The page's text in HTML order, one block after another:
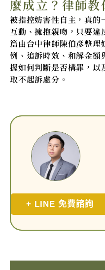
麼成立？律師
被指控妨害性自主，真的
互動、擁抱親吻，只要違
篇由台中律師陳伯彥整理
例、追訴時效、和解金額
握如何判斷是否構罪，以
取不起訴處分。
+ LINE 免費諮詢